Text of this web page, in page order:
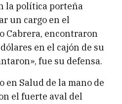
la política porteña
un cargo en el
Cabrera, encontraron
en el cajón de su
fue su defensa.
en Salud de la mano de
el fuerte aval del